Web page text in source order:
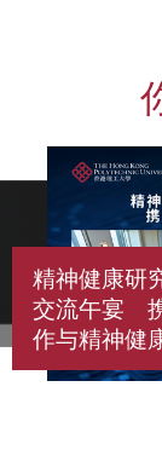
精神健康研
交流午宴
作与精神健